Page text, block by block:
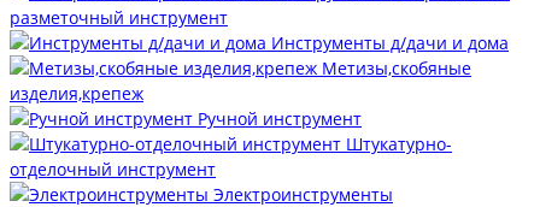
разметочный инструмент
Инструменты д/дачи и дома
Метизы,скобяные
изделия,крепеж
Ручной инструмент
Штукатурно-
отделочный инструмент
Электроинструменты